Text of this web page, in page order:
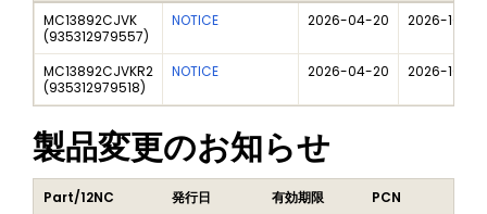
MC13892CJVK
(935312979557)
NOTICE 2026-04-20 2026-10-20
MC13892CJVKR2
(935312979518)
NOTICE 2026-04-20 2026-10-20
製品変更のお知らせ
Part/12NC 発行日 有効期限 PCN